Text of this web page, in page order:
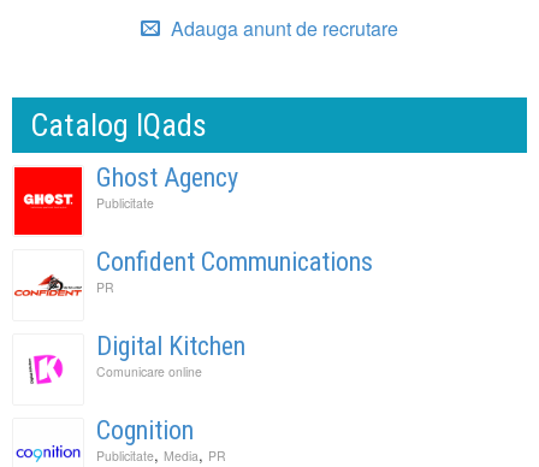
Adauga anunt de recrutare
Catalog IQads
Ghost Agency
Publicitate
Confident Communications
PR
Digital Kitchen
Comunicare online
Cognition
Publicitate, Media, PR